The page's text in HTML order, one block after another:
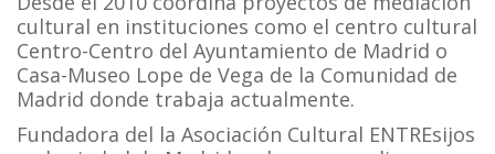
cultural en instituciones como el centro cultural
Centro-Centro del Ayuntamiento de Madrid o
Casa-Museo Lope de Vega de la Comunidad de
Madrid donde trabaja actualmente.
Fundadora del la Asociación Cultural ENTREsijos